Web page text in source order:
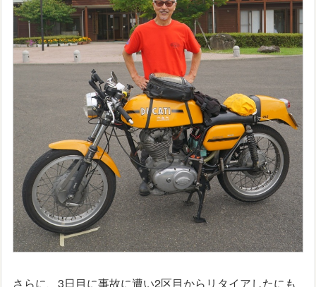
さらに、3日目に事故に遭い2区目からリタイアしたにも